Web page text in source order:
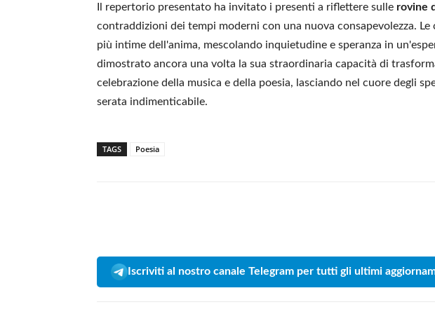
Il repertorio presentato ha invitato i presenti a riflettere sulle rovine
contraddizioni dei tempi moderni con una nuova consapevolezza.
più intime dell'anima, mescolando inquietudine e speranza in
dimostrato ancora una volta la sua straordinaria capacità di
celebrazione della musica e della poesia, lasciando nel cuore degli
serata indimenticabile.
TAGS Poesia
Iscriviti al nostro canale Telegram per tutti gli ultimi